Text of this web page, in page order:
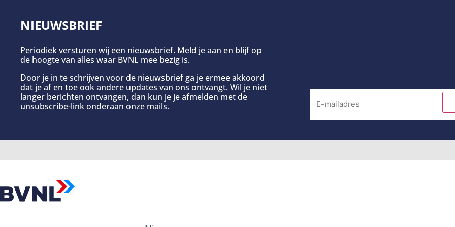
NIEUWSBRIEF
Periodiek versturen wij een nieuwsbrief. Meld je aan en blijf op
de hoogte van alles waar BVNL mee bezig is.
Door je in te schrijven voor de nieuwsbrief ga je ermee akkoord
dat je af en toe ook andere updates van ons ontvangt. Wil je niet
langer berichten ontvangen, dan kun je je afmelden met de
unsubscribe-link onderaan onze mails.